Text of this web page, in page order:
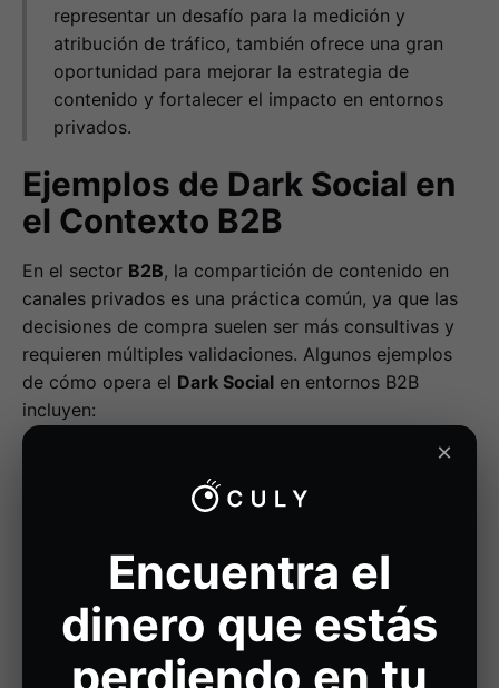
representar un desafío para la medición y
atribución de tráfico, también ofrece una gran
oportunidad para mejorar la estrategia de
contenido y fortalecer el impacto en entornos
privados.
Ejemplos de Dark Social en
el Contexto B2B
En el sector B2B, la compartición de contenido en
canales privados es una práctica común, ya que las
decisiones de compra suelen ser más consultivas y
requieren múltiples validaciones. Algunos ejemplos
de cómo opera el Dark Social en entornos B2B
incluyen:
whitepaper
sobre tendencias en automatización a través de
Slack con otros departamentos.
Un ejecutivo recibe por email un
caso de éxito
sobre una herramienta SaaS y lo reenvía a su
equipo para evaluar su implementación.
Un especialista en compras comparte en un
grupo privado de WhatsApp el enlace de un
×
Encuentra el
dinero que estás
perdiendo en tu